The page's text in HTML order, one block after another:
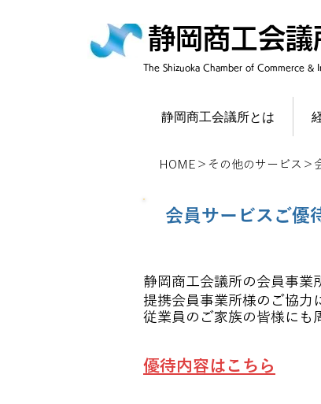
静岡商工会議
​The Shizuoka Chamber of Commerce &
静岡商工会議所とは
HOME ＞その他の サービス ＞
会員サービスご優
静岡商工会議所の会員事業
提携会員事業所様のご協力
従業員のご家族の皆様にも
優待内容はこちら